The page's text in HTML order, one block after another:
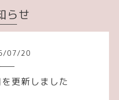
らせ
/07/20
更新しました